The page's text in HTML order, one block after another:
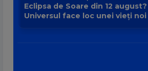
Eclipsa de Soare din 12 august?
Universul face loc unei vieți noi